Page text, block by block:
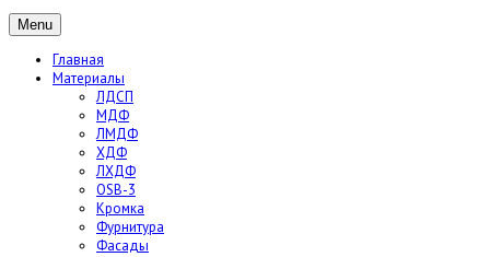
Menu
Главная
Материалы
ЛДСП
МДФ
ЛМДФ
ХДФ
ЛХДФ
OSB-3
Кромка
Фурнитура
Фасады